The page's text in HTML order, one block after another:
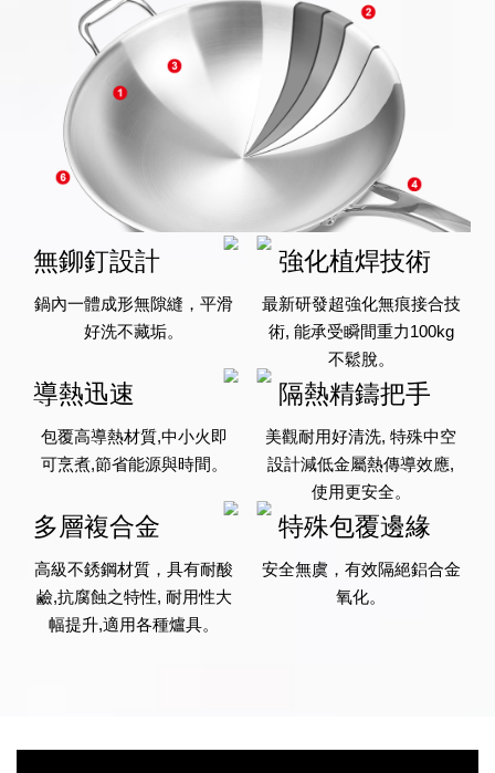
無鉚釘設計
鍋內一體成形無隙縫，平滑
好洗不藏垢。
導熱迅速
包覆高導熱材質,中小火即
可烹煮,節省能源與時間。
多層複合金
高級不銹鋼材質，具有耐酸
鹼,抗腐蝕之特性, 耐用性大
幅提升,適用各種爐具。
強化植焊技術
最新研發超強化無痕接合技
術, 能承受瞬間重力100kg
不鬆脫。
隔熱精鑄把手
美觀耐用好清洗, 特殊中空
設計減低金屬熱傳導效應,
使用更安全。
特殊包覆邊緣
安全無虞，有效隔絕鋁合金
氧化。